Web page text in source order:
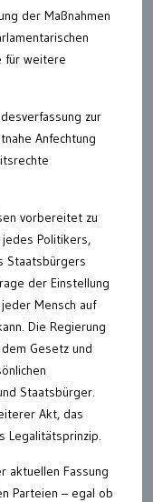
der Maßnahmen
für weitere
zur
Anfechtung
vorbereitet zu
Politikers,
Staatsbürgers
der Einstellung
Mensch auf
Die Regierung
Gesetz und
Staatsbürger.
Akt, das
Legalitätsprinzip.
aktuellen Fassung
Parteien – egal ob